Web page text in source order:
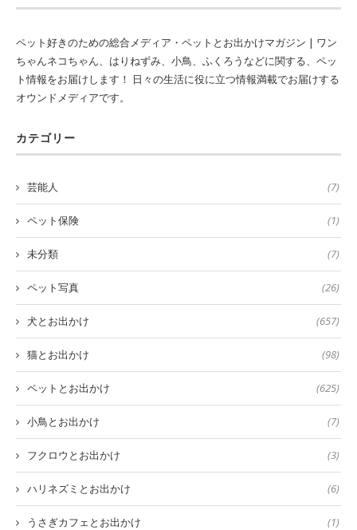
ペット好きのための総合メディア・ペットとお出かけマガジン | ワン
ちゃんネコちゃん、はりねずみ、小鳥、ふくろうなどに関する、ペッ
ト情報をお届けします！ 日々の生活に役に立つ情報満載でお届けする
オウンドメディアです。
カテゴリー
芸能人 (7)
ペット保険 (1)
未分類 (7)
ペット写真 (26)
犬とお出かけ (657)
猫とお出かけ (98)
ペットとお出かけ (625)
小鳥とお出かけ (7)
フクロウとお出かけ (3)
ハリネズミとお出かけ (6)
うさぎカフェとお出かけ (1)